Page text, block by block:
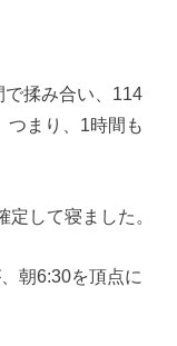
揉み合い、114
つまり、1時間も
して寝ました。
朝6:30を頂点に